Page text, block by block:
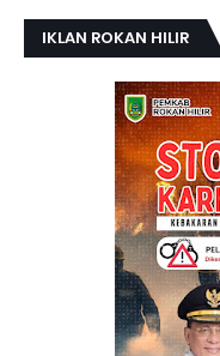
IKLAN ROKAN HILIR